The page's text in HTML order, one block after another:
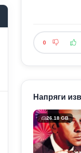
0
Напряги
26.18 GB